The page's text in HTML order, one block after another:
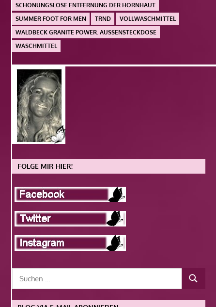
SCHONUNGSLOSE ENTFERNUNG DER HORNHAUT
SUMMER FOOT FOR MEN
TRND
VOLLWASCHMITTEL
WALDBECK GRANITE POWER. AUSSENSTECKDOSE
WASCHMITTEL
FOLGE MIR HIER!